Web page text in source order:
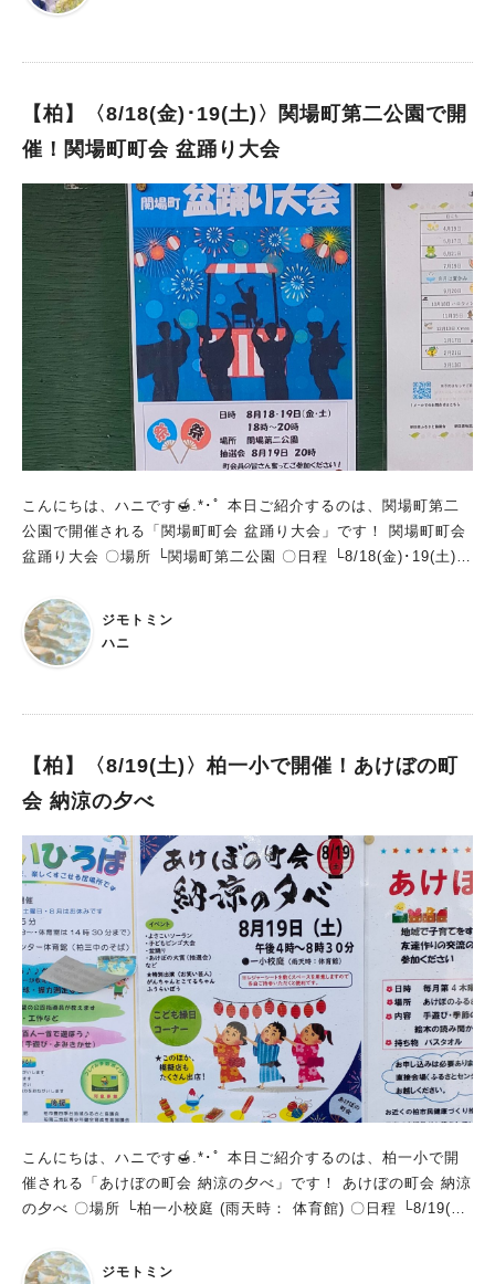
【柏】〈8/18(金)･19(土)〉関場町第二公園で開
催！関場町町会 盆踊り大会
こんにちは、ハニです🍯.*･ﾟ 本日ご紹介するのは、関場町第二
公園で開催される「関場町町会 盆踊り大会」です！ 関場町町会
盆踊り大会 〇場所 └関場町第二公園 〇日程 └8/18(金)･19(土)
曜日と日曜日やそのどちらかの開催が多いですが、「関場町町会
盆踊り大会」は金曜日と土曜日の2日間開催となっております♪
会場である関場町第二公園に掲示されていたポスターには、お祭
準備が始まっていました↓ 最後までご覧いただき、ありがとうご
ジモトミン
ハニ
【柏】〈8/19(土)〉柏一小で開催！あけぼの町
会 納涼の夕べ
こんにちは、ハニです🍯.*･ﾟ 本日ご紹介するのは、柏一小で開
催される「あけぼの町会 納涼の夕べ」です！ あけぼの町会 納涼
の夕べ 〇場所 └柏一小校庭 (雨天時： 体育館) 〇日程 └8/19(土)
・子どもビンゴ大会 ・盆踊り ・あけぼの大賞(抽選会) など ★特
ジモトミン